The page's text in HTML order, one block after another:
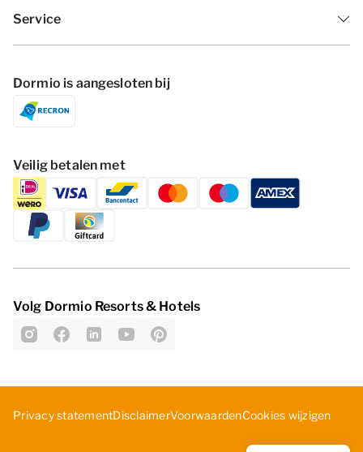
Service
Dormio is aangesloten bij
Veilig betalen met
Volg Dormio Resorts & Hotels
Privacy statementDisclaimerVoorwaardenCookies wijzigen